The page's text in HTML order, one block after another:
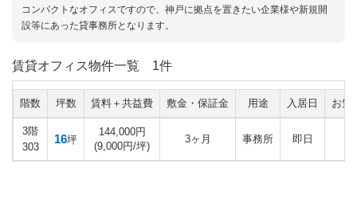
コンパクトなオフィスですので、神戸に拠点を置きたい企業様や新規開
設等にあった貸事務所となります。
賃貸オフィス物件一覧 1件
階数 坪数 賃料＋共益費 敷金・保証金 用途 入居日 お気
3階
303
16坪
144,000円
(9,000円/坪)
3ヶ月 事務所 即日